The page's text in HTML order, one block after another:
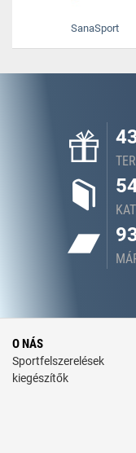
SanaSport
O NÁS
kiegészítők